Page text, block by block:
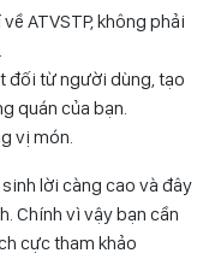
ATVSTP, không phải
đối từ người dùng, tạo
quán của bạn.
vị món.
lời càng cao và đây
Chính vì vậy bạn cần
cực tham khảo